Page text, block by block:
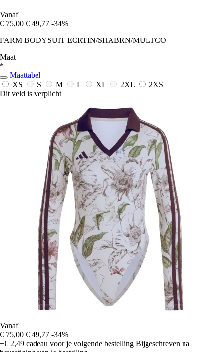
Vanaf
€ 75,00 € 49,77 -34%
FARM BODYSUIT ECRTIN/SHABRN/MULTCO
Maat
*
Maattabel
XS
S M L XL 2XL
2XS
Dit veld is verplicht
Vanaf
€ 75,00 € 49,77 -34%
+€ 2,49 cadeau voor je volgende bestelling Bijgeschreven na